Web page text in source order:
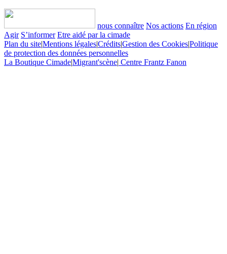
nous connaître Nos actions En région
Agir S’informer Etre aidé par la cimade
Plan du site|Mentions légales|Crédits|Gestion des Cookies|Politique
de protection des données personnelles
La Boutique Cimade|Migrant'scène| Centre Frantz Fanon